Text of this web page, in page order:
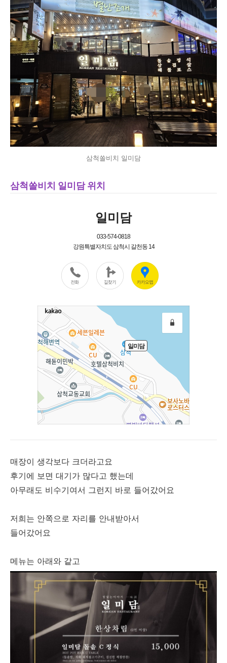
삼척쏠비치 일미담
삼척쏠비치 일미담 위치
매장이 생각보다 크더라고요
후기에 보면 대기가 많다고 했는데
아무래도 비수기여서 그런지 바로 들어갔어요
저희는 안쪽으로 자리를 안내받아서
들어갔어요
메뉴는 아래와 같고